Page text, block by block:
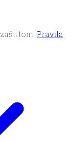
zaštitom. Pravila